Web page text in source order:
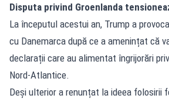
Disputa privind Groenlanda
La începutul acestui an, Trump a
cu Danemarca după ce a amenințat că
declarații care au alimentat îngrijorări
Nord-Atlantice.
Deși ulterior a renunțat la ideea folosirii